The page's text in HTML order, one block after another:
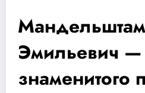
Эмильевич —
знаменитого